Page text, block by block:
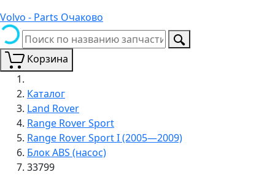
Volvo - Parts Очаково
Корзина
Каталог
Land Rover
Range Rover Sport
Range Rover Sport I (2005—2009)
Блок ABS (насос)
33799